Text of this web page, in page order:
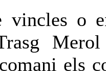
vincles o
els